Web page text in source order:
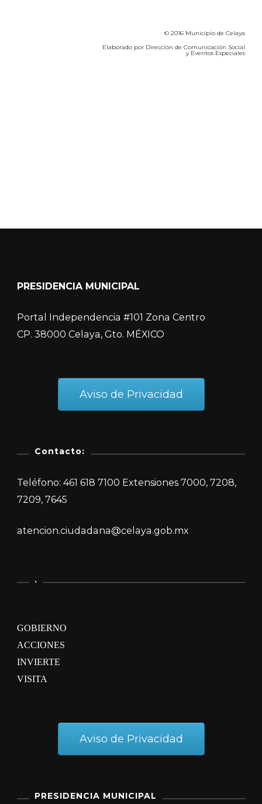
© 2016 Municipio de Celaya
Elaborado por Dirección de Comunicación Social
y Eventos Especiales
PRESIDENCIA MUNICIPAL
Portal Independencia #101 Zona Centro
CP. 38000 Celaya, Gto. MÉXICO
Aviso de Privacidad
Contacto:
Teléfono: 461 618 7100 Extensiones 7000, 7208,
7209, 7645
atencion.ciudadana@celaya.gob.mx
.
GOBIERNO
ACCIONES
INVIERTE
VISITA
Aviso de Privacidad
PRESIDENCIA MUNICIPAL